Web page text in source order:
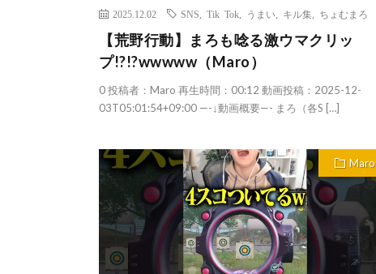
2025.12.02 SNS Tik Tok うまい キル集 ちょむまろ
【荒野行動】まろも唸る激ウマクリッ
プ!?!?wwwww（Maro）
0 投稿者：Maro 再生時間：00:12 動画投稿：2025-12-
03T05:01:54+09:00 —-↓動画概要—- まろ（各S […]
Maro